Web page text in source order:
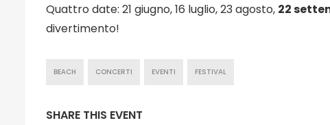
Quattro date: 21 giugno, 16 luglio, 23 agosto, 22
divertimento!
BEACH CONCERTI EVENTI FESTIVAL
SHARE THIS EVENT